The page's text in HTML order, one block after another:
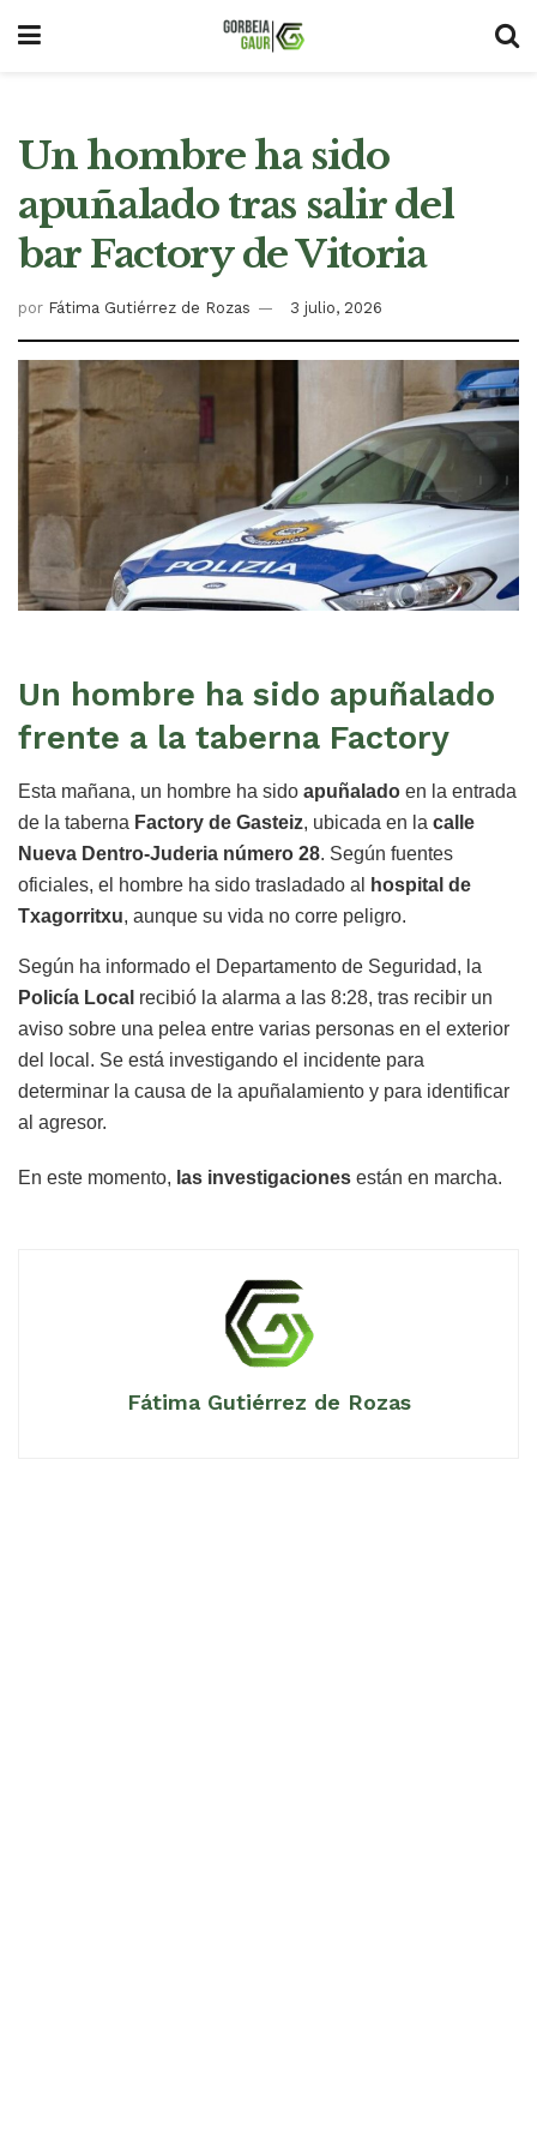
Un hombre ha sido
apuñalado tras salir del
bar Factory de Vitoria
por Fátima Gutiérrez de Rozas 3 julio, 2026
Un hombre ha sido apuñalado
frente a la taberna Factory
Esta mañana, un hombre ha sido apuñalado en la entrada
de la taberna Factory de Gasteiz, ubicada en la calle
Nueva Dentro-Juderia número 28. Según fuentes
oficiales, el hombre ha sido trasladado al
hospital de
Txagorritxu, aunque su vida no corre peligro.
Según ha informado el Departamento de Seguridad, la
Policía Local recibió la alarma a las 8:28, tras recibir un
aviso sobre una pelea entre varias personas en el exterior
del local. Se está investigando el incidente para
determinar la causa de la apuñalamiento y para identificar
al agresor.
En este momento, las investigaciones están en marcha.
Fátima Gutiérrez de Rozas